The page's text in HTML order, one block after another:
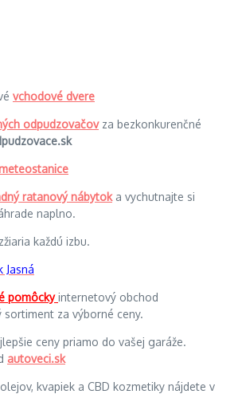
vchodové dvere
odpudzovačovza bezkonkurenčné
ratanový nábytoka vychutnajte si
naplno.
každú izbu.
Jasná
pomôckyinternetový obchod
sortiment za výborné ceny.
ceny priamo do vašej garáže.
autoveci.sk
kvapiek a CBD kozmetiky nájdete v